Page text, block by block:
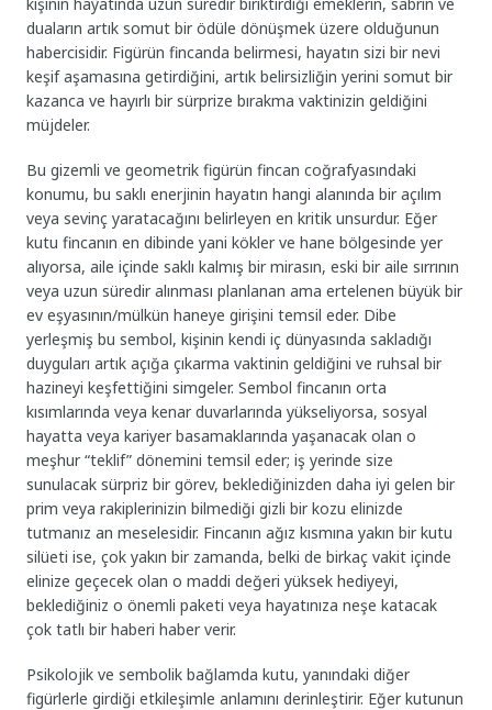
duaların artık somut bir ödüle dönüşmek üzere olduğunun
habercisidir. Figürün fincanda belirmesi, hayatın sizi bir nevi
keşif aşamasına getirdiğini, artık belirsizliğin yerini somut bir
kazanca ve hayırlı bir sürprize bırakma vaktinizin geldiğini
müjdeler.
Bu gizemli ve geometrik figürün fincan coğrafyasındaki
konumu, bu saklı enerjinin hayatın hangi alanında bir açılım
veya sevinç yaratacağını belirleyen en kritik unsurdur. Eğer
kutu fincanın en dibinde yani kökler ve hane bölgesinde yer
alıyorsa, aile içinde saklı kalmış bir mirasın, eski bir aile sırrının
veya uzun süredir alınması planlanan ama ertelenen büyük bir
ev eşyasının/mülkün haneye girişini temsil eder. Dibe
yerleşmiş bu sembol, kişinin kendi iç dünyasında sakladığı
duyguları artık açığa çıkarma vaktinin geldiğini ve ruhsal bir
hazineyi keşfettiğini simgeler. Sembol fincanın orta
kısımlarında veya kenar duvarlarında yükseliyorsa, sosyal
hayatta veya kariyer basamaklarında yaşanacak olan o
meşhur “teklif” dönemini temsil eder; iş yerinde size
sunulacak sürpriz bir görev, beklediğinizden daha iyi gelen bir
prim veya rakiplerinizin bilmediği gizli bir kozu elinizde
tutmanız an meselesidir. Fincanın ağız kısmına yakın bir kutu
silüeti ise, çok yakın bir zamanda, belki de birkaç vakit içinde
elinize geçecek olan o maddi değeri yüksek hediyeyi,
beklediğiniz o önemli paketi veya hayatınıza neşe katacak
çok tatlı bir haberi haber verir.
Psikolojik ve sembolik bağlamda kutu, yanındaki diğer
figürlerle girdiği etkileşimle anlamını derinleştirir. Eğer kutunun